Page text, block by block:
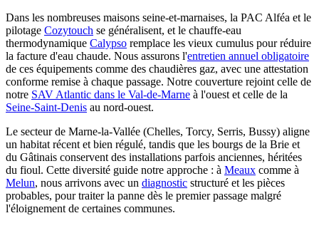
Dans les nombreuses maisons seine-et-marnaises, la PAC Alféa et le
pilotage Cozytouch se généralisent, et le chauffe-eau
thermodynamique Calypso remplace les vieux cumulus pour réduire
la facture d'eau chaude. Nous assurons l'entretien annuel obligatoire
de ces équipements comme des chaudières gaz, avec une attestation
conforme remise à chaque passage. Notre couverture rejoint celle de
notre SAV Atlantic dans le Val-de-Marne à l'ouest et celle de la
Seine-Saint-Denis au nord-ouest.
Le secteur de Marne-la-Vallée (Chelles, Torcy, Serris, Bussy) aligne
un habitat récent et bien régulé, tandis que les bourgs de la Brie et
du Gâtinais conservent des installations parfois anciennes, héritées
du fioul. Cette diversité guide notre approche : à Meaux comme à
Melun, nous arrivons avec un diagnostic structuré et les pièces
probables, pour traiter la panne dès le premier passage malgré
l'éloignement de certaines communes.